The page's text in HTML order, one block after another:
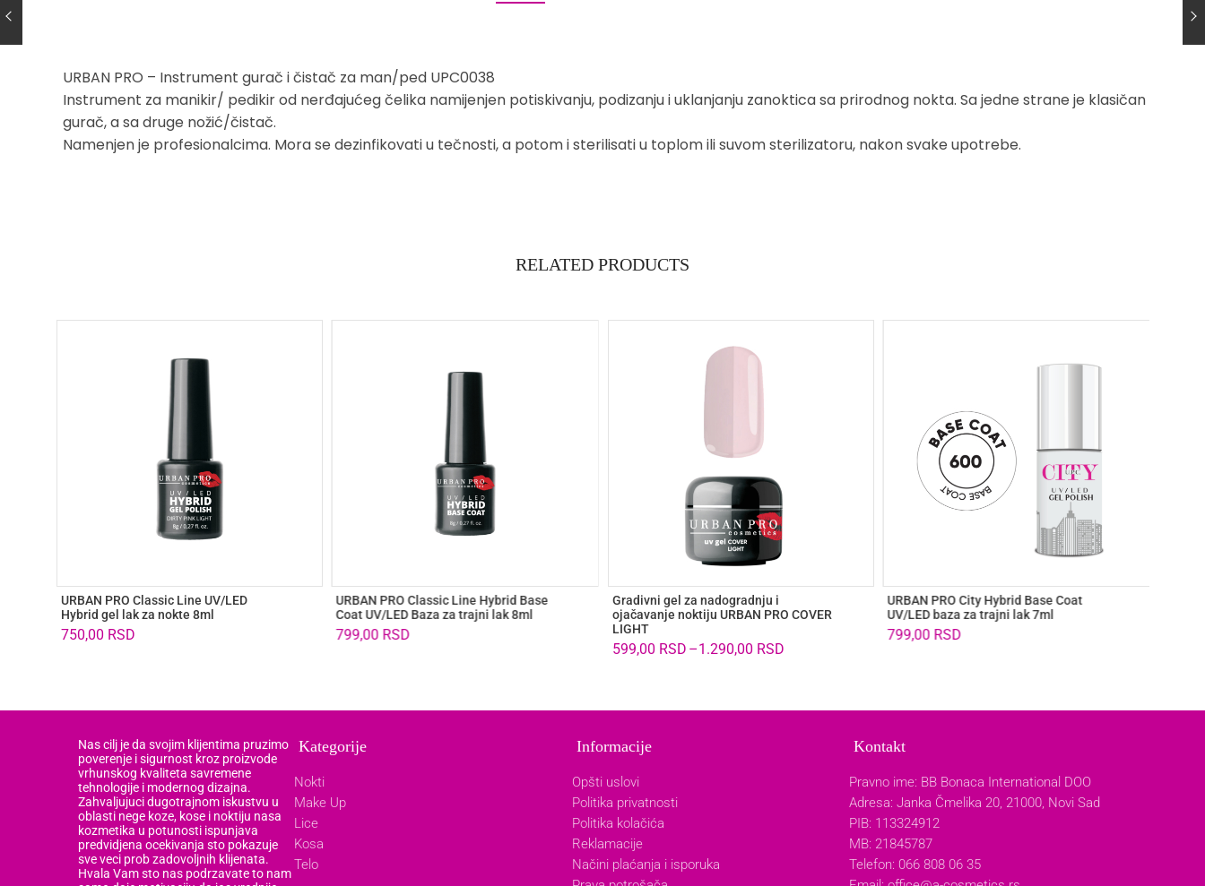
URBAN PRO – Instrument gurač i čistač za man/ped UPC0038
Instrument za manikir/ pedikir od nerđajućeg čelika namijenjen potiskivanju, podizanju i uklanjanju zanoktica sa prirodnog nokta. Sa jedne strane je klasičan
gurač, a sa druge nožić/čistač.
Namenjen je profesionalcima. Mora se dezinfikovati u tečnosti, a potom i sterilisati u toplom ili suvom sterilizatoru, nakon svake upotrebe.
RELATED PRODUCTS
URBAN PRO Classic Line UV/LED
Hybrid gel lak za nokte 8ml
750,00 RSD
URBAN PRO Classic Line Hybrid Base
Coat UV/LED Baza za trajni lak 8ml
799,00 RSD
Gradivni gel za nadogradnju i
ojačavanje noktiju URBAN PRO COVER
LIGHT
599,00 RSD –1.290,00 RSD
URBAN PRO City Hybrid Base Coat
UV/LED baza za trajni lak 7ml
799,00 RSD
Nas cilj je da svojim klijentima pruzimo
poverenje i sigurnost kroz proizvode
vrhunskog kvaliteta savremene
tehnologije i modernog dizajna.
Zahvaljujuci dugotrajnom iskustvu u
oblasti nege koze, kose i noktiju nasa
kozmetika u potunosti ispunjava
predvidjena ocekivanja sto pokazuje
sve veci prob zadovoljnih klijenata.
Hvala Vam sto nas podrzavate to nam
Kategorije
Nokti
Make Up
Lice
Kosa
Telo
Informacije
Opšti uslovi
Politika privatnosti
Politika kolačića
Reklamacije
Načini plaćanja i isporuka
Kontakt
Pravno ime: BB Bonaca International DOO
Adresa: Janka Čmelika 20, 21000, Novi Sad
PIB: 113324912
MB: 21845787
Telefon: 066 808 06 35